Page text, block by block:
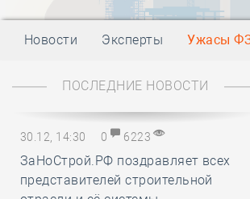
Новости Эксперты Ужасы
ПОСЛЕДНИЕ НОВОСТИ
30.12, 14:30 0 6223
ЗаНоСтрой.РФ поздравляет всех
представителей строительной